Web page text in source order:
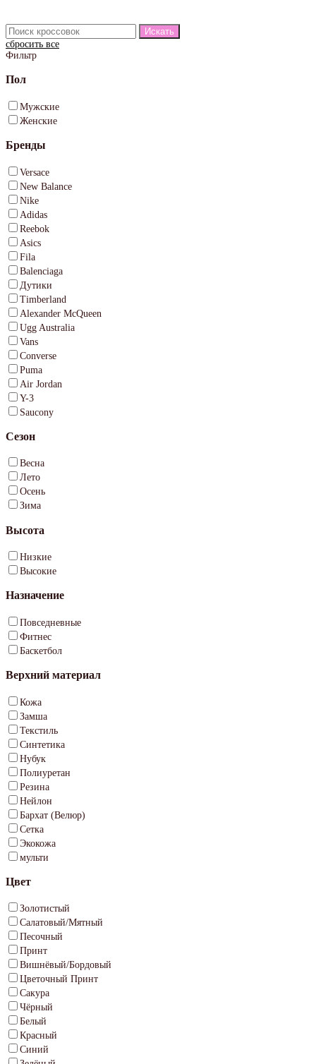
сбросить все
Фильтр
Пол
Мужские
Женские
Бренды
Versace
New Balance
Nike
Adidas
Reebok
Asics
Fila
Balenciaga
Дутики
Timberland
Alexander McQueen
Ugg Australia
Vans
Converse
Puma
Air Jordan
Y-3
Saucony
Сезон
Весна
Лето
Осень
Зима
Высота
Низкие
Высокие
Назначение
Повседневные
Фитнес
Баскетбол
Верхний материал
Кожа
Замша
Текстиль
Синтетика
Нубук
Полиуретан
Резина
Нейлон
Бархат (Велюр)
Сетка
Экокожа
мульти
Цвет
Золотистый
Салатовый/Мятный
Песочный
Принт
Вишнёвый/Бордовый
Цветочный Принт
Сакура
Чёрный
Белый
Красный
Синий